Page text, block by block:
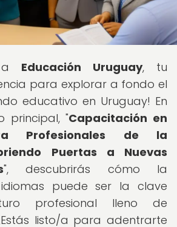
a Educación Uruguay, tu
para explorar a fondo el
educativo en Uruguay! En
principal, "Capacitación en
Profesionales de la
Puertas a Nuevas
", descubrirás cómo la
puede ser la clave
profesional lleno de
listo/a para adentrarte